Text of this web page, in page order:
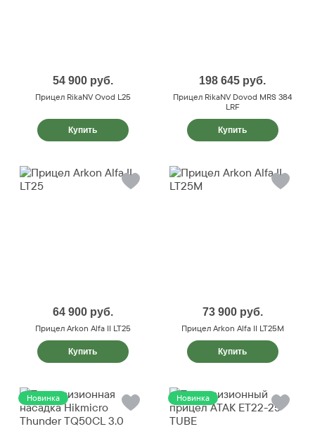
54 900 руб.
Прицел RikaNV Ovod L25
Купить
198 645 руб.
Прицел RikaNV Dovod MRS 384
LRF
Купить
64 900 руб.
Прицел Arkon Alfa II LT25
Купить
73 900 руб.
Прицел Arkon Alfa II LT25M
Купить
Новинка Новинка